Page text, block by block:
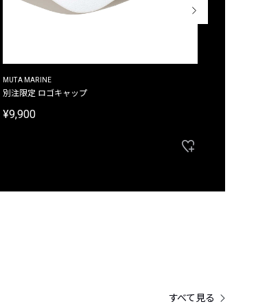
MUTA MARINE
別注限定 ロゴキャップ
¥9,900
すべて見る